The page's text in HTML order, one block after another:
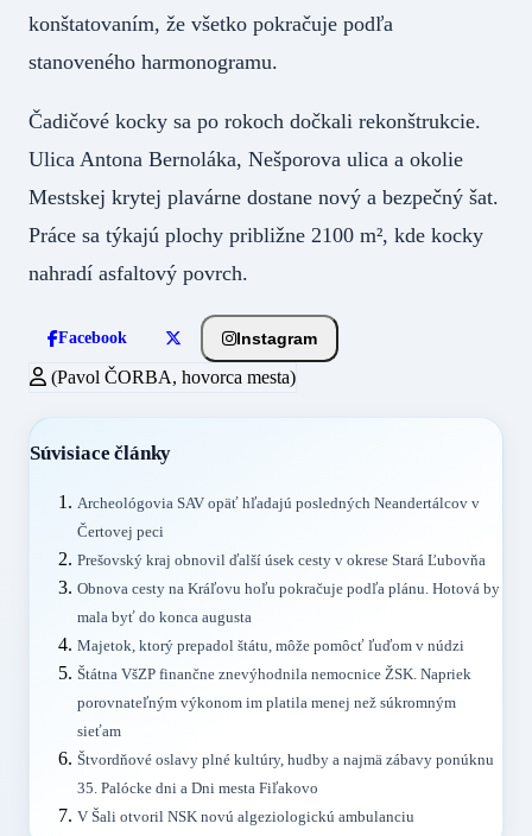
konštatovaním, že všetko pokračuje podľa
stanoveného harmonogramu.
Čadičové kocky sa po rokoch dočkali rekonštrukcie.
Ulica Antona Bernoláka, Nešporova ulica a okolie
Mestskej krytej plavárne dostane nový a bezpečný šat.
Práce sa týkajú plochy približne 2100 m², kde kocky
nahradí asfaltový povrch.
Facebook Instagram
(Pavol ČORBA, hovorca mesta)
Súvisiace články
Archeológovia SAV opäť hľadajú posledných Neandertálcov v
Čertovej peci
Prešovský kraj obnovil ďalší úsek cesty v okrese Stará Ľubovňa
Obnova cesty na Kráľovu hoľu pokračuje podľa plánu. Hotová by
mala byť do konca augusta
Majetok, ktorý prepadol štátu, môže pomôcť ľuďom v núdzi
Štátna VšZP finančne znevýhodnila nemocnice ŽSK. Napriek
porovnateľným výkonom im platila menej než súkromným
sieťam
Štvordňové oslavy plné kultúry, hudby a najmä zábavy ponúknu
35. Palócke dni a Dni mesta Fiľakovo
V Šali otvoril NSK novú algeziologickú ambulanciu